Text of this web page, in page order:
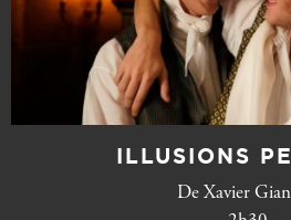
ILLUSIONS
De Xavier